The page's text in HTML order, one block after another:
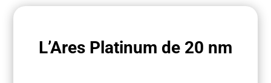
L’Ares Platinum de 20 nm